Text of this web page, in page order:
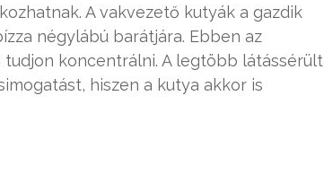
A vakvezető kutyák a gazdik
négylábú barátjára. Ebben az
koncentrálni. A legtöbb látássérült
hiszen a kutya akkor is